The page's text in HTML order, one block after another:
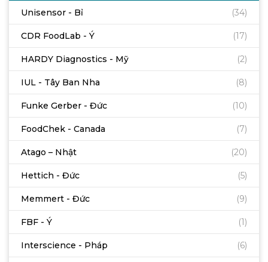
Unisensor - Bỉ (34)
CDR FoodLab - Ý (17)
HARDY Diagnostics - Mỹ (2)
IUL - Tây Ban Nha (8)
Funke Gerber - Đức (10)
FoodChek - Canada (7)
Atago – Nhật (20)
Hettich - Đức (5)
Memmert - Đức (9)
FBF - Ý (1)
Interscience - Pháp (6)